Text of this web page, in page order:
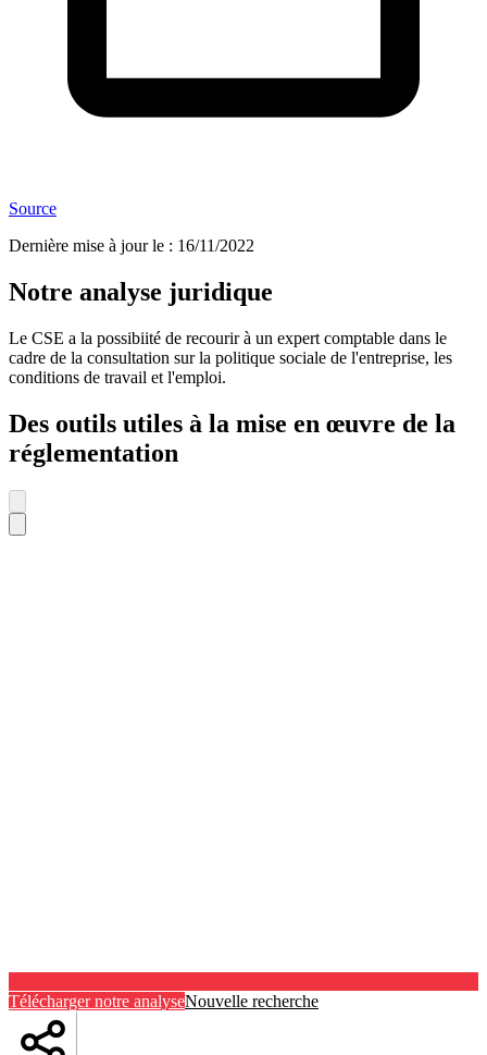
Source
Dernière mise à jour le : 16/11/2022
Notre analyse juridique
Le CSE a la possibiité de recourir à un expert comptable dans le
cadre de la consultation sur la politique sociale de l'entreprise, les
conditions de travail et l'emploi.
Des outils utiles à la mise en œuvre de la
réglementation
Télécharger notre analyseNouvelle recherche